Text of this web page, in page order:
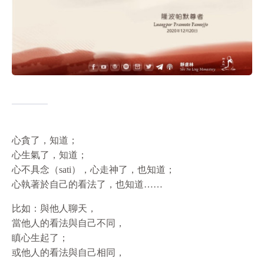
心貪了，知道；
心生氣了，知道；
心不具念（sati），心走神了，也知道；
心執著於自己的看法了，也知道……
比如：與他人聊天，
當他人的看法與自己不同，
瞋心生起了；
或他人的看法與自己相同，